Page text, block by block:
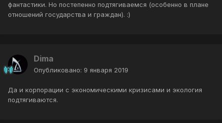
фантастики. Но постепенно подтягиваемся (особенно в плане
отношений государства и граждан). :)
Dima
Опубликовано: 9 января 2019
Да и корпорации с экономическими кризисами и экология
подтягиваются.